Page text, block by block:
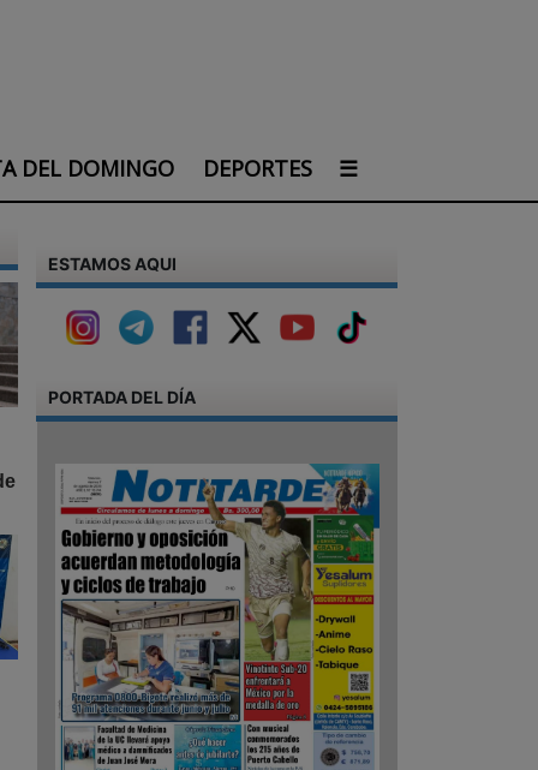
DEL DOMINGO DEPORTES ☰
ESTAMOS AQUI
PORTADA DEL DÍA